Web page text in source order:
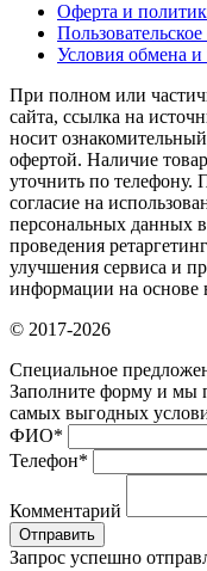
Оферта и
Условия обмена и
При полном или
сайта, ссылка на
носит
офертой. Наличие
уточнить по телефону.
согласие на
персональных данных
проведения
улучшения сервиса и
информации на основе
© 2017-2026
Специальное
Заполните форму и мы
самых выгодных
ФИО*
Телефон*
Комментарий
Отправить
Запрос успешно